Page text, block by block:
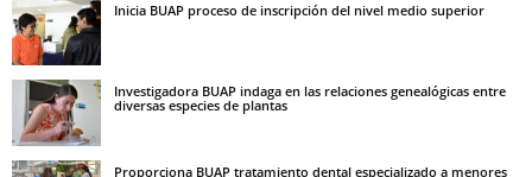
Inicia BUAP proceso de inscripción del nivel medio superior
Investigadora BUAP indaga en las relaciones genealógicas entre
diversas especies de plantas
Proporciona BUAP tratamiento dental especializado a menores